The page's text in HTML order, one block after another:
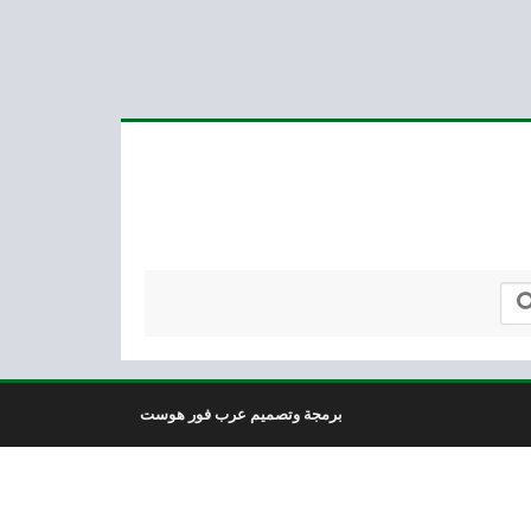
برمجة وتصميم عرب فور هوست